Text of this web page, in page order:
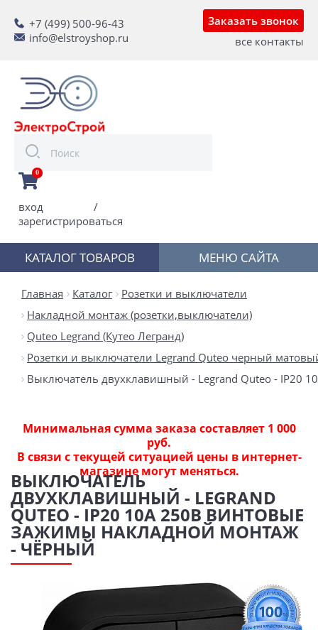
+7 (499) 500-96-43
info@elstroyshop.ru
Заказать звонок
все контакты
0
вход
/
зарегистрироваться
КАТАЛОГ ТОВАРОВ МЕНЮ САЙТА
Главная Каталог
Розетки и выключатели
Накладной монтаж (розетки,выключатели)
Quteo Legrand (Кутео Легранд)
Розетки и выключатели Legrand Quteo черный
Выключатель двухклавишный - Legrand Quteo - IP20
Минимальная сумма заказа составляет 1 000
руб.
В связи с текущей ситуацией цены в интернет-
магазине могут меняться.
ВЫКЛЮЧАТЕЛЬ
ДВУХКЛАВИШНЫЙ - LEGRAND
QUTEO - IP20 10А 250В ВИНТОВЫЕ
ЗАЖИМЫ НАКЛАДНОЙ МОНТАЖ
- ЧЁРНЫЙ